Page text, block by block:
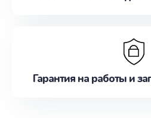
Гарантия на работы и